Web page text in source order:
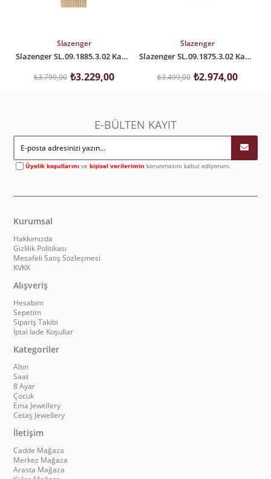
SEPETE EKLESlazenger
Slazenger SL.09.1885.3.02 Kadın Kol Saati
₺3.229,00
₺3.799,00
SEPETE EKLESlazenger
Slazenger SL.09.1875.3.02 Kadın Kol Saati
₺2.974,00
₺3.499,00
E-BÜLTEN KAYIT
Üyelik koşullarını vekişisel verilerimin korunmasını kabul ediyorum.
Kurumsal
Hakkımızda
Gizlilik Politikası
Mesafeli Satış Sözleşmesi
KVKK
Alışveriş
Hesabım
Sepetim
Sipariş Takibi
İptal İade Koşullar
Kategoriler
Altın
Saat
8 Ayar
Çocuk
Ema Jewellery
Cetaş Jewellery
İletişim
Cadde Mağaza
Merkez Mağaza
Arasta Mağaza